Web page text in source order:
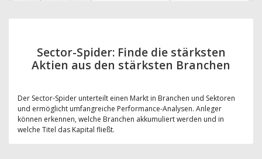
Sector-Spider: Finde die stärksten
Aktien aus den stärksten Branchen
Der Sector-Spider unterteilt einen Markt in Branchen und Sektoren
und ermöglicht umfangreiche Performance-Analysen. Anleger
können erkennen, welche Branchen akkumuliert werden und in
welche Titel das Kapital fließt.